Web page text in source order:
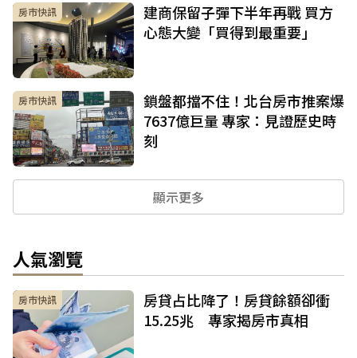
房市快訊
建商保留子彈下半年再戰 買方
心態大變「買得到最重要」
房市快訊
鎖盤都擋不住！北台房市推案爆
7637億巨量 專家：見證歷史時
刻
顯示更多
人氣瀏覽
房市快訊
房貸占比降了！房貸餘額卻衝
15.25兆 專家揭房市真相